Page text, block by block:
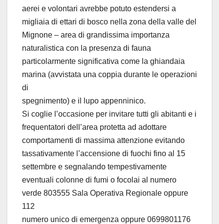
aerei e volontari avrebbe potuto estendersi a
migliaia di ettari di bosco nella zona della valle del
Mignone – area di grandissima importanza
naturalistica con la presenza di fauna
particolarmente significativa come la ghiandaia
marina (avvistata una coppia durante le operazioni
di
spegnimento) e il lupo appenninico.
Si coglie l’occasione per invitare tutti gli abitanti e i
frequentatori dell’area protetta ad adottare
comportamenti di massima attenzione evitando
tassativamente l’accensione di fuochi fino al 15
settembre e segnalando tempestivamente
eventuali colonne di fumi o focolai al numero
verde 803555 Sala Operativa Regionale oppure
112
numero unico di emergenza oppure 0699801176